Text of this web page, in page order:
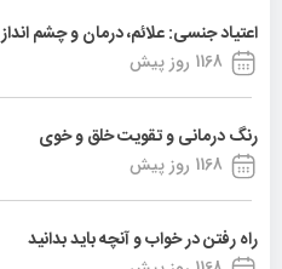
اعتیاد جنسی: علائم، درمان و چشم انداز
1168 روز پیش
رنگ درمانی و تقویت خلق و خوی
1168 روز پیش
راه رفتن در خواب و آنچه باید بدانید